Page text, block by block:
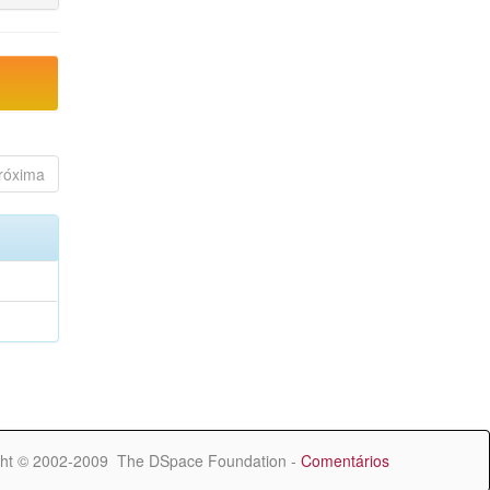
© 2002-2009 The DSpace Foundation - Comentários